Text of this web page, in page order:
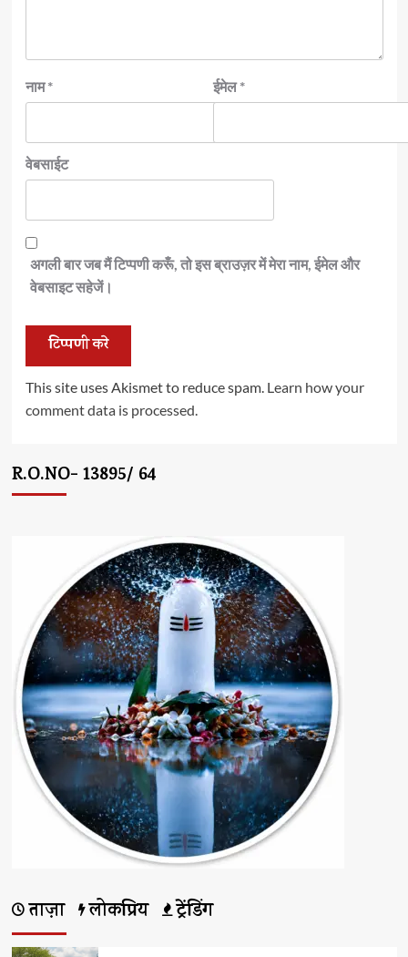
नाम* ईमेल*
वेबसाईट
अगली बार जब मैं टिप्पणी करूँ, तो इस ब्राउज़र में मेरा नाम, ईमेल और
वेबसाइट सहेजें।
This site uses Akismet to reduce spam. Learn how your
comment data is processed.
R.O.NO- 13895/ 64
ताज़ा लोकप्रिय ट्रेंडिंग